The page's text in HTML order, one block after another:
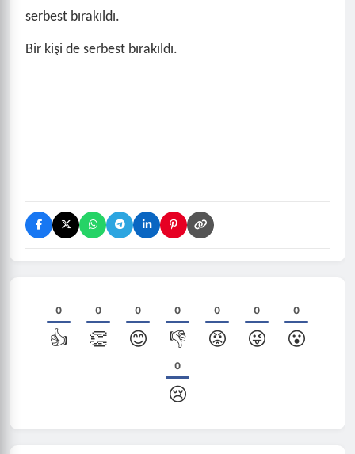
serbest bırakıldı.
Bir kişi de serbest bırakıldı.
0
👍
0
👏
0
😊
0
👎
0
😡
0
😜
0
😮
0
😢